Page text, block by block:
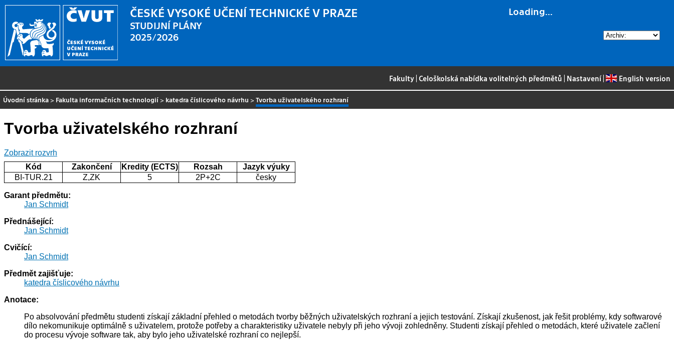
Loading...
ČESKÉ VYSOKÉ UČENÍ TECHNICKÉ V PRAZE
STUDIJNÍ PLÁNY
2025/2026
Fakulty |Celoškolská nabídka volitelných předmětů Nastavení| English version
Úvodní stránka > Fakulta informačních technologií > katedra číslicového návrhu >Tvorba uživatelského rozhraní
Tvorba uživatelského rozhraní
Zobrazit rozvrh
Kód
Zakončení Kredity (ECTS) Rozsah
Jazyk výuky
BI-TUR.21
Z,ZK 5 2P+2C česky
Garant předmětu:
Jan Schmidt
Přednášející:
Jan Schmidt
Cvičící:
Jan Schmidt
Předmět zajišťuje:
katedra číslicového návrhu
Anotace:
Po absolvování předmětu studenti získají základní přehled o metodách tvorby běžných uživatelských rozhraní a jejich testování. Získají zkušenost, jak řešit problémy, kdy softwarové
dílo nekomunikuje optimálně s uživatelem, protože potřeby a charakteristiky uživatele nebyly při jeho vývoji zohledněny. Studenti získají přehled o metodách, které uživatele začlení
do procesu vývoje software tak, aby bylo jeho uživatelské rozhraní co nejlepší.